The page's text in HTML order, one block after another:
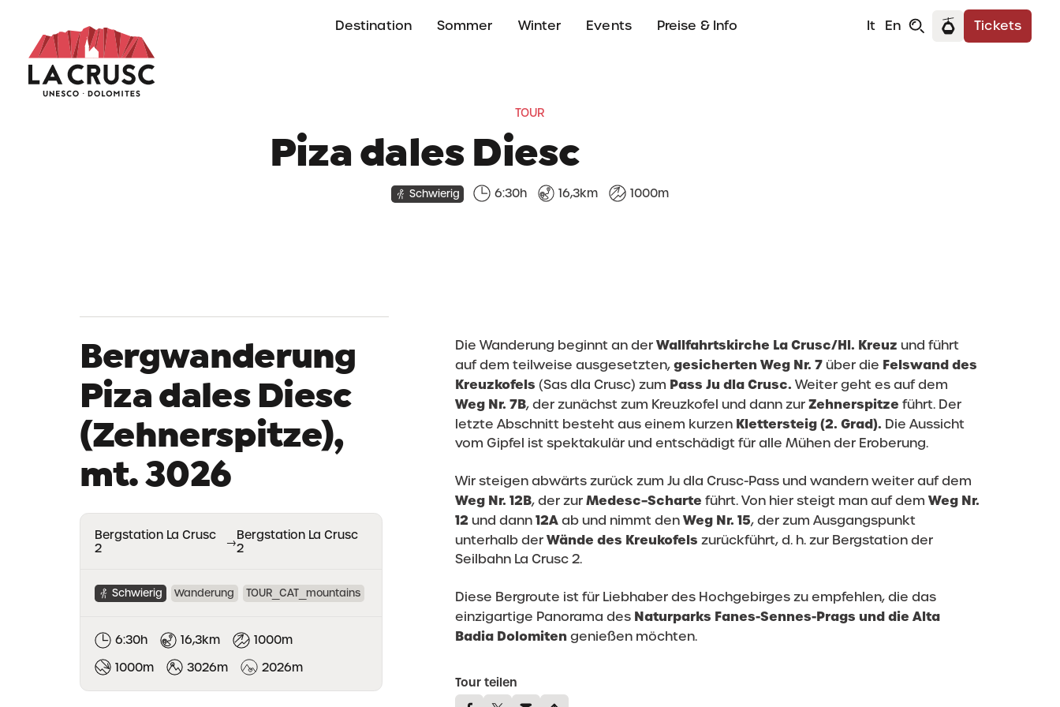
Destination Sommer Winter Events Preise & Info Tickets
It En
life in Alta Badia
TOUR
Piza dales Diesc
Schwierig 6:30h 16,3km 1000m
Bergwanderung
Piza dales Diesc
(Zehnerspitze),
mt. 3026
Bergstation La Crusc
2
→Bergstation La Crusc
2
Schwierig Wanderung TOUR_CAT_mountains
6:30h 16,3km
1000m
1000m
3026m 2026m
Die Wanderung beginnt an derWallfahrtskirche La Crusc/Hl. Kreuz und führt
auf dem teilweise ausgesetzten,gesicherten Weg Nr. 7über die Felswand des
Kreuzkofels (Sas dla Crusc) zum Pass Ju dla Crusc. Weiter geht es auf dem
Weg Nr. 7B, der zunächst zum Kreuzkofel und dann zurZehnerspitze führt. Der
letzte Abschnitt besteht aus einem kurzen Klettersteig (2. Grad). Die Aussicht
vom Gipfel ist spektakulär und entschädigt für alle Mühen der Eroberung.
Wir steigen abwärts zurück zum Ju dla Crusc-Pass und wandern weiter auf dem
Weg Nr. 12B, der zurMedesc–Scharte führt. Von hier steigt man auf dem Weg Nr.
12 und dann12Aab und nimmt denWeg Nr. 15, der zum Ausgangspunkt
unterhalb derWände des Kreukofels zurückführt, d. h. zur Bergstation der
Seilbahn La Crusc 2.
Diese Bergroute ist für Liebhaber des Hochgebirges zu empfehlen, die das
einzigartige Panorama des Naturparks Fanes-Sennes-Prags und die Alta
Badia Dolomitengenießen möchten.
Tour teilen